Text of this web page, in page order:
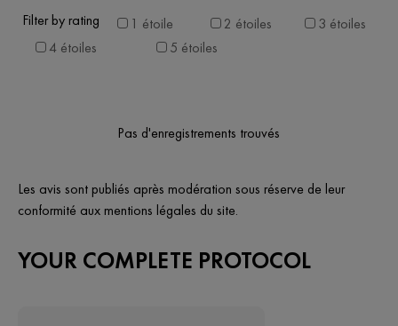
Filter by rating 1 étoile 2 étoiles
3 étoiles
4 étoiles
5 étoiles
Pas d'enregistrements trouvés
Les avis sont publiés après modération sous réserve de leur
conformité aux mentions légales du site.
YOUR COMPLETE PROTOCOL